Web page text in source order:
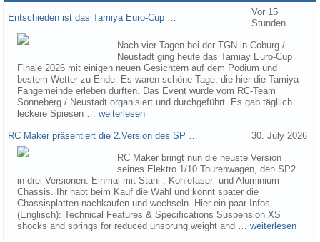
Entschieden ist das Tamiya Euro-Cup …
Vor 15
Stunden
Nach vier Tagen bei der TGN in Coburg /
Neustadt ging heute das Tamiay Euro-Cup
Finale 2026 mit einigen neuen Gesichtern auf dem Podium und
bestem Wetter zu Ende. Es waren schöne Tage, die hier die Tamiya-
Fangemeinde erleben durften. Das Event wurde vom RC-Team
Sonneberg / Neustadt organisiert und durchgeführt. Es gab tägllich
leckere Spiesen … weiterlesen
RC Maker präsentiert die 2.Version des SP … 30. July 2026
RC Maker bringt nun die neuste Version
seines Elektro 1/10 Tourenwagen, den SP2
in drei Versionen. Einmal mit Stahl-, Kohlefaser- und Aluminium-
Chassis. Ihr habt beim Kauf die Wahl und könnt später die
Chassisplatten nachkaufen und wechseln. Hier ein paar Infos
(Englisch): Technical Features & Specifications Suspension XS
shocks and springs for reduced unsprung weight and … weiterlesen